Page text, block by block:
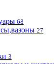
68
27
3